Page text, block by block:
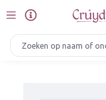
Ga naar de hoofdinhoud